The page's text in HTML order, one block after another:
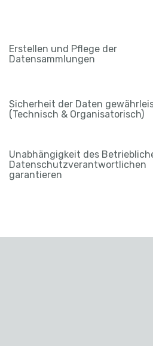
Erstellen und Pflege der
Datensammlungen
Sicherheit der Daten
(Technisch & Organisatorisch)
Unabhängigkeit des
Datenschutzverantwortlichen
garantieren